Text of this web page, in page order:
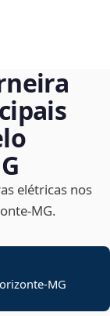
elétricas nos
MG